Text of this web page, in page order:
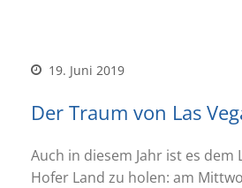
19. Juni 2019
Der Traum von Las
Auch in diesem Jahr ist es
Hofer Land zu holen: am